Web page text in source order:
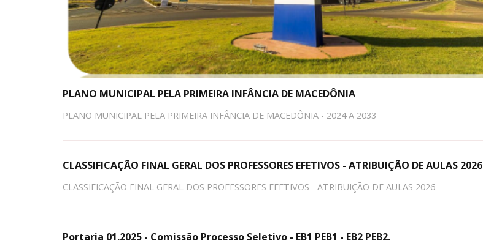
PLANO MUNICIPAL PELA PRIMEIRA INFÂNCIA DE MACEDÔNIA
PLANO MUNICIPAL PELA PRIMEIRA INFÂNCIA DE MACEDÔNIA - 2024 A 2033
CLASSIFICAÇÃO FINAL GERAL DOS PROFESSORES EFETIVOS - ATRIBUIÇÃO DE AULAS 2026
CLASSIFICAÇÃO FINAL GERAL DOS PROFESSORES EFETIVOS - ATRIBUIÇÃO DE AULAS 2026
Portaria 01.2025 - Comissão Processo Seletivo - EB1 PEB1 - EB2 PEB2.